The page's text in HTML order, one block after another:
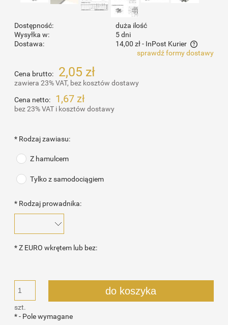
Dostępność:
duża ilość
Wysyłka w:
5 dni
Dostawa:
14,00 zł- InPost Kurier
Cena nie zawiera ewentualnych kosztów płatnościsprawdź formy dostawy
Cena brutto: 2,05 zł
zawiera 23% VAT, bez kosztów dostawy
Cena netto: 1,67 zł
bez 23% VAT i kosztów dostawy
* Rodzaj zawiasu:
Z hamulcem
Tylko z samodociągiem
* Rodzaj prowadnika:
*Z EURO wkrętem lub bez:
szt.
do koszyka
*- Pole wymagane